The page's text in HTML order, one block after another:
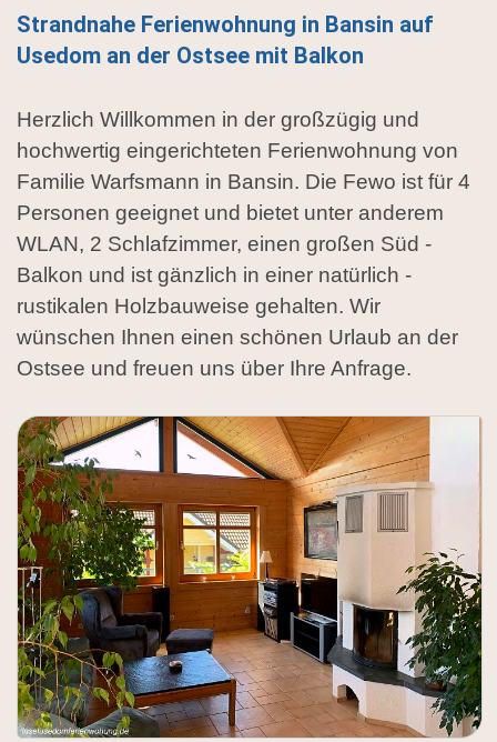
Strandnahe Ferienwohnung in Bansin auf
Usedom an der Ostsee mit Balkon
Herzlich Willkommen in der großzügig und
hochwertig eingerichteten Ferienwohnung von
Familie Warfsmann in Bansin. Die Fewo ist für 4
Personen geeignet und bietet unter anderem
WLAN, 2 Schlafzimmer, einen großen Süd -
Balkon und ist gänzlich in einer natürlich -
rustikalen Holzbauweise gehalten. Wir
wünschen Ihnen einen schönen Urlaub an der
Ostsee und freuen uns über Ihre Anfrage.